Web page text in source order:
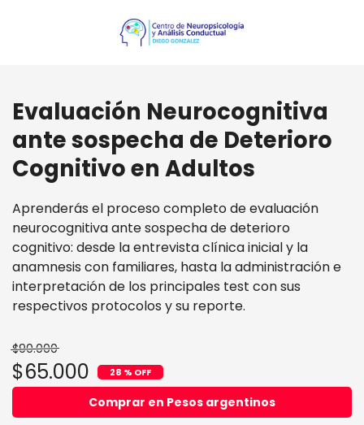
Evaluación Neurocognitiva
ante sospecha de Deterioro
Cognitivo en Adultos
Aprenderás el proceso completo de evaluación
neurocognitiva ante sospecha de deterioro
cognitivo: desde la entrevista clínica inicial y la
anamnesis con familiares, hasta la administración e
interpretación de los principales test con sus
respectivos protocolos y su reporte.
$90.000
$65.000 28 % OFF
Comprar en Pesos argentinos